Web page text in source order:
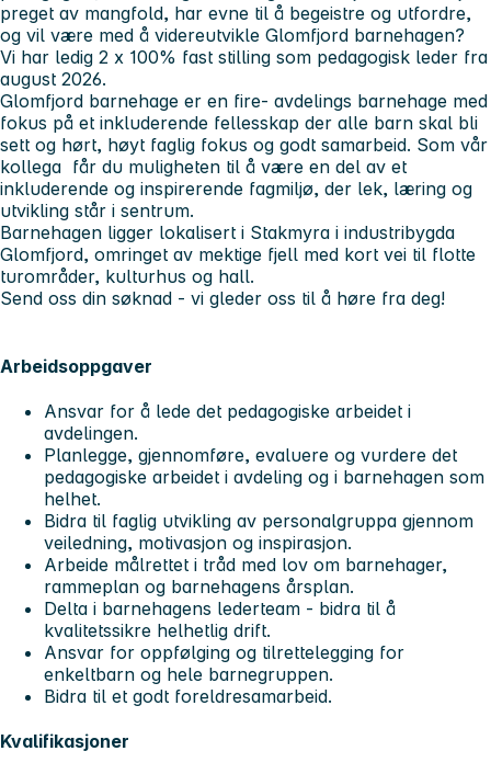
preget av mangfold, har evne til å begeistre og utfordre,
og vil være med å videreutvikle Glomfjord barnehagen?
Vi har ledig 2 x 100% fast stilling som pedagogisk leder fra
august 2026.
Glomfjord barnehage er en fire- avdelings barnehage med
fokus på et inkluderende fellesskap der alle barn skal bli
sett og hørt, høyt faglig fokus og godt samarbeid. Som vår
kollega får du muligheten til å være en del av et
inkluderende og inspirerende fagmiljø, der lek, læring og
utvikling står i sentrum.
Barnehagen ligger lokalisert i Stakmyra i industribygda
Glomfjord, omringet av mektige fjell med kort vei til flotte
turområder, kulturhus og hall.
Send oss din søknad - vi gleder oss til å høre fra deg!
Arbeidsoppgaver
Ansvar for å lede det pedagogiske arbeidet i
avdelingen.
Planlegge, gjennomføre, evaluere og vurdere det
pedagogiske arbeidet i avdeling og i barnehagen som
helhet.
Bidra til faglig utvikling av personalgruppa gjennom
veiledning, motivasjon og inspirasjon.
Arbeide målrettet i tråd med lov om barnehager,
rammeplan og barnehagens årsplan.
Delta i barnehagens lederteam - bidra til å
kvalitetssikre helhetlig drift.
Ansvar for oppfølging og tilrettelegging for
enkeltbarn og hele barnegruppen.
Bidra til et godt foreldresamarbeid.
Kvalifikasjoner